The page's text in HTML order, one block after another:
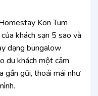
Kon Tum
khách sạn 5 sao và
dạng bungalow
du khách một cảm
gần gũi, thoải mái như